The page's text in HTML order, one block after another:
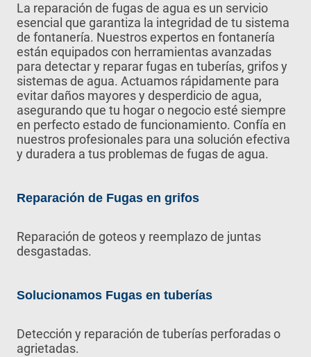
La reparación de fugas de agua es un servicio
esencial que garantiza la integridad de tu sistema
de fontanería. Nuestros expertos en fontanería
están equipados con herramientas avanzadas
para detectar y reparar fugas en tuberías, grifos y
sistemas de agua. Actuamos rápidamente para
evitar daños mayores y desperdicio de agua,
asegurando que tu hogar o negocio esté siempre
en perfecto estado de funcionamiento. Confía en
nuestros profesionales para una solución efectiva
y duradera a tus problemas de fugas de agua.
Reparación de Fugas en grifos
Reparación de goteos y reemplazo de juntas
desgastadas.
Solucionamos Fugas en tuberías
Detección y reparación de tuberías perforadas o
agrietadas.